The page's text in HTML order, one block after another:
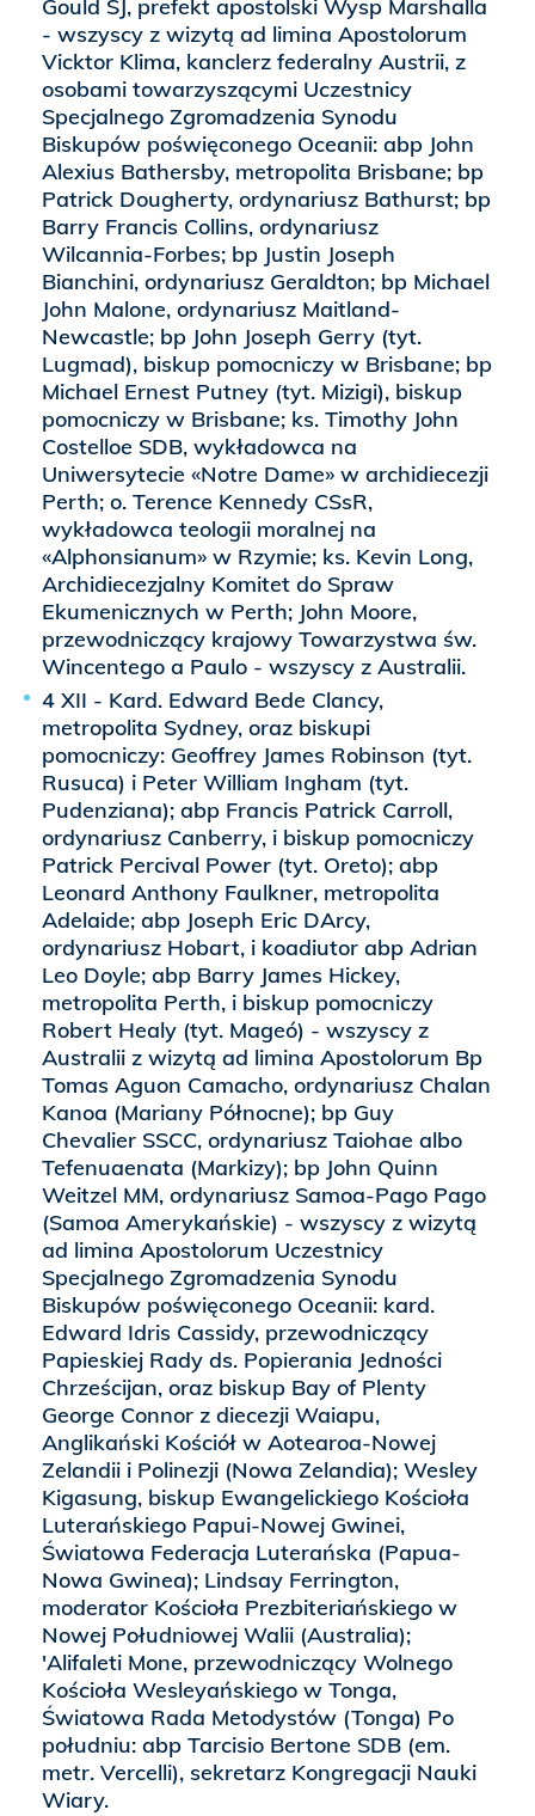
Gould SJ, prefekt apostolski Wysp Marshalla
- wszyscy z wizytą ad limina Apostolorum
Vicktor Klima, kanclerz federalny Austrii, z
osobami towarzyszącymi Uczestnicy
Specjalnego Zgromadzenia Synodu
Biskupów poświęconego Oceanii: abp John
Alexius Bathersby, metropolita Brisbane; bp
Patrick Dougherty, ordynariusz Bathurst; bp
Barry Francis Collins, ordynariusz
Wilcannia-Forbes; bp Justin Joseph
Bianchini, ordynariusz Geraldton; bp Michael
John Malone, ordynariusz Maitland-
Newcastle; bp John Joseph Gerry (tyt.
Lugmad), biskup pomocniczy w Brisbane; bp
Michael Ernest Putney (tyt. Mizigi), biskup
pomocniczy w Brisbane; ks. Timothy John
Costelloe SDB, wykładowca na
Uniwersytecie «Notre Dame» w archidiecezji
Perth; o. Terence Kennedy CSsR,
wykładowca teologii moralnej na
«Alphonsianum» w Rzymie; ks. Kevin Long,
Archidiecezjalny Komitet do Spraw
Ekumenicznych w Perth; John Moore,
przewodniczący krajowy Towarzystwa św.
Wincentego a Paulo - wszyscy z Australii.
4 XII - Kard. Edward Bede Clancy,
metropolita Sydney, oraz biskupi
pomocniczy: Geoffrey James Robinson (tyt.
Rusuca) i Peter William Ingham (tyt.
Pudenziana); abp Francis Patrick Carroll,
ordynariusz Canberry, i biskup pomocniczy
Patrick Percival Power (tyt. Oreto); abp
Leonard Anthony Faulkner, metropolita
Adelaide; abp Joseph Eric DArcy,
ordynariusz Hobart, i koadiutor abp Adrian
Leo Doyle; abp Barry James Hickey,
metropolita Perth, i biskup pomocniczy
Robert Healy (tyt. Mageó) - wszyscy z
Australii z wizytą ad limina Apostolorum Bp
Tomas Aguon Camacho, ordynariusz Chalan
Kanoa (Mariany Północne); bp Guy
Chevalier SSCC, ordynariusz Taiohae albo
Tefenuaenata (Markizy); bp John Quinn
Weitzel MM, ordynariusz Samoa-Pago Pago
(Samoa Amerykańskie) - wszyscy z wizytą
ad limina Apostolorum Uczestnicy
Specjalnego Zgromadzenia Synodu
Biskupów poświęconego Oceanii: kard.
Edward Idris Cassidy, przewodniczący
Papieskiej Rady ds. Popierania Jedności
Chrześcijan, oraz biskup Bay of Plenty
George Connor z diecezji Waiapu,
Anglikański Kościół w Aotearoa-Nowej
Zelandii i Polinezji (Nowa Zelandia); Wesley
Kigasung, biskup Ewangelickiego Kościoła
Luterańskiego Papui-Nowej Gwinei,
Światowa Federacja Luterańska (Papua-
Nowa Gwinea); Lindsay Ferrington,
moderator Kościoła Prezbiteriańskiego w
Nowej Południowej Walii (Australia);
'Alifaleti Mone, przewodniczący Wolnego
Kościoła Wesleyańskiego w Tonga,
Światowa Rada Metodystów (Tonga) Po
południu: abp Tarcisio Bertone SDB (em.
metr. Vercelli), sekretarz Kongregacji Nauki
Wiary.